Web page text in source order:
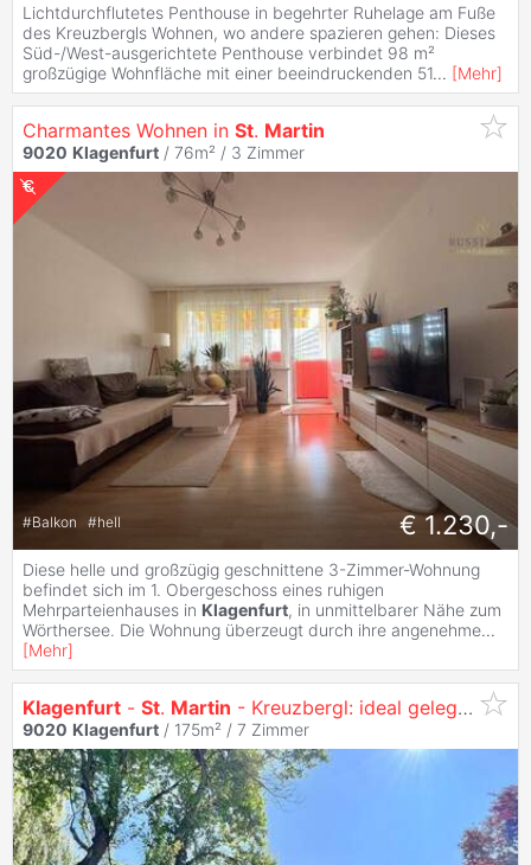
Lichtdurchflutetes Penthouse in begehrter Ruhelage am Fuße
des Kreuzbergls Wohnen, wo andere spazieren gehen: Dieses
Süd-/West-ausgerichtete Penthouse verbindet 98 m²
großzügige Wohnfläche mit einer beeindruckenden 51... [Mehr]
Charmantes Wohnen in St. Martin
9020 Klagenfurt / 76m² / 3 Zimmer
#Balkon #hell € 1.230,-
Diese helle und großzügig geschnittene 3-Zimmer-Wohnung
befindet sich im 1. Obergeschoss eines ruhigen
Mehrparteienhauses in Klagenfurt, in unmittelbarer Nähe zum
Wörthersee. Die Wohnung überzeugt durch ihre angenehme...
[Mehr]
Klagenfurt - St. Martin - Kreuzbergl: ideal gelegen Immobilie mit TOP POTENTIAL
9020 Klagenfurt / 175m² / 7 Zimmer